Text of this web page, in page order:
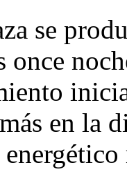
se
once
en la